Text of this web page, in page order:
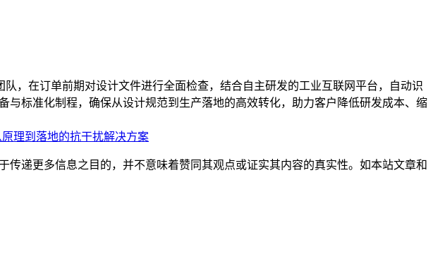
，在订单前期对设计文件进行全面检查，结合自主研发的工业互联网平台，自动识
标准化制程，确保从设计规范到生产落地的高效转化，助力客户降低研发成本、缩
理到落地的抗干扰解决方案
递更多信息之目的，并不意味着赞同其观点或证实其内容的真实性。如本站文章和